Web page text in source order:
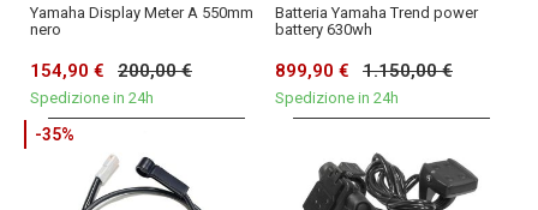
Yamaha Display Meter A 550mm
nero
154,90 € 200,00 €
Spedizione in 24h
Batteria Yamaha Trend power
battery 630wh
899,90 € 1.150,00 €
Spedizione in 24h
-35%